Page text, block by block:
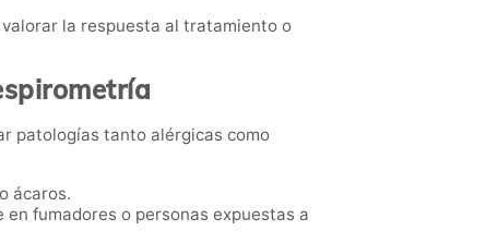
la respuesta al tratamiento o
patologías tanto alérgicas como
ácaros.
fumadores o personas expuestas a